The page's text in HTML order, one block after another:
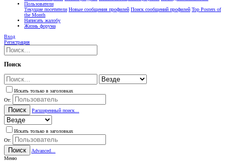
Пользователи
Текущие посетители Новые сообщения профилей Поиск сообщений профилей Top Posters of
the Month
Написать жалобу
Жизнь форума
Вход
Регистрация
Поиск
Искать только в заголовках
От:
Поиск Расширенный поиск...
Искать только в заголовках
От:
Поиск
Advanced...
Меню